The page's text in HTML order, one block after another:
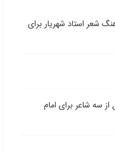
شعر استاد شهریار برای
سه شاعر برای امام